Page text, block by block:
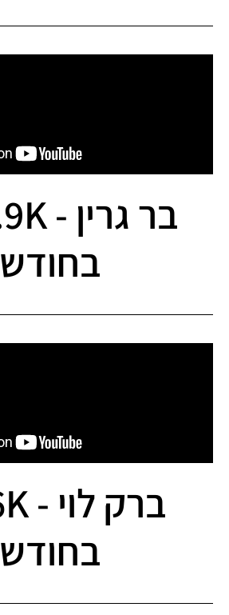
בחודש
בחודש